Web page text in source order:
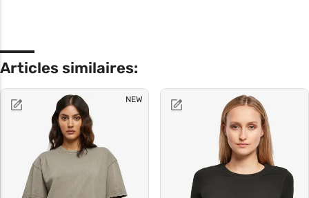
Articles similaires:
NEW